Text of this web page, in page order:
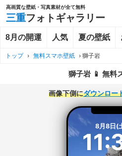
高画質な壁紙・写真素材が全て無料
三重フォトギャラリー
8月の開運 人気 夏の壁紙
トップ › 無料スマホ壁紙 › 獅子岩
獅子岩 📱 無料
画像下側にダウンロー
8月8日(